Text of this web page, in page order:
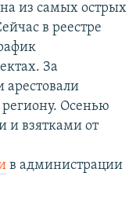
из самых острых
в реестре
За
Осенью
и взятками от
в администрации